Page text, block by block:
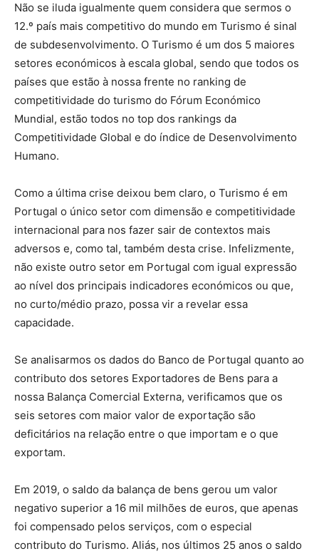
Não se iluda igualmente quem considera que sermos o
12.º país mais competitivo do mundo em Turismo é sinal
de subdesenvolvimento. O Turismo é um dos 5 maiores
setores económicos à escala global, sendo que todos os
países que estão à nossa frente no ranking de
competitividade do turismo do Fórum Económico
Mundial, estão todos no top dos rankings da
Competitividade Global e do índice de Desenvolvimento
Humano.
Como a última crise deixou bem claro, o Turismo é em
Portugal o único setor com dimensão e competitividade
internacional para nos fazer sair de contextos mais
adversos e, como tal, também desta crise. Infelizmente,
não existe outro setor em Portugal com igual expressão
ao nível dos principais indicadores económicos ou que,
no curto/médio prazo, possa vir a revelar essa
capacidade.
Se analisarmos os dados do Banco de Portugal quanto ao
contributo dos setores Exportadores de Bens para a
nossa Balança Comercial Externa, verificamos que os
seis setores com maior valor de exportação são
deficitários na relação entre o que importam e o que
exportam.
Em 2019, o saldo da balança de bens gerou um valor
negativo superior a 16 mil milhões de euros, que apenas
foi compensado pelos serviços, com o especial
contributo do Turismo. Aliás, nos últimos 25 anos o saldo